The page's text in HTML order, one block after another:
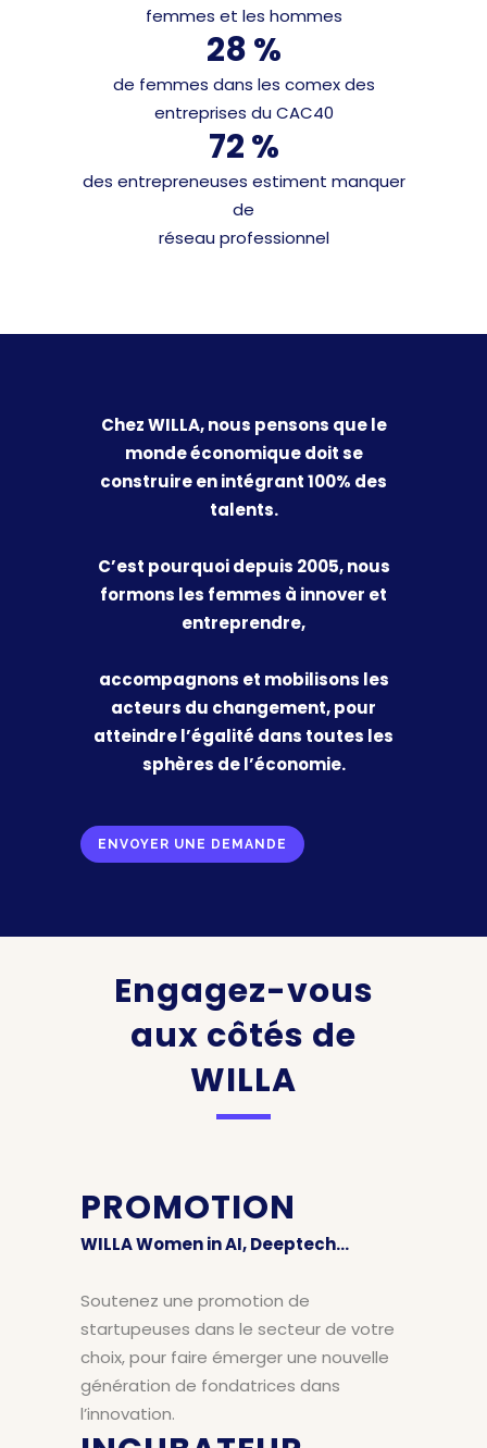
femmes et les hommes
28 %
de femmes dans les comex des
entreprises du CAC40
72 %
des entrepreneuses estiment manquer
de
réseau professionnel
Chez WILLA, nous pensons que le
monde économique doit se
construire en intégrant 100% des
talents.
C’est pourquoi depuis 2005, nous
formons les femmes à innover et
entreprendre,
accompagnons et mobilisons les
acteurs du changement, pour
atteindre l’égalité dans toutes les
sphères de l’économie.
ENVOYER UNE DEMANDE
Engagez-vous
aux côtés de
WILLA
PROMOTION
WILLA Women in AI, Deeptech…
Soutenez une promotion de
startupeuses dans le secteur de votre
choix, pour faire émerger une nouvelle
génération de fondatrices dans
l’innovation.